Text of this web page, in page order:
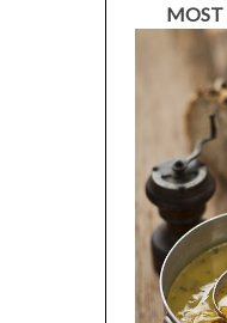
MOST